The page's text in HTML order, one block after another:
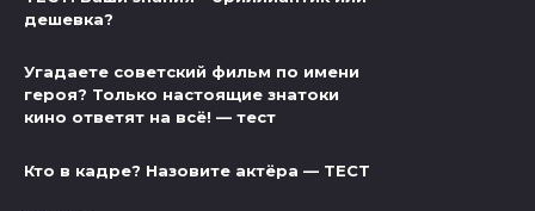
дешевка?
Угадаете советский фильм по имени
героя? Только настоящие знатоки
кино ответят на всё! — тест
Кто в кадре? Назовите актёра — ТЕСТ